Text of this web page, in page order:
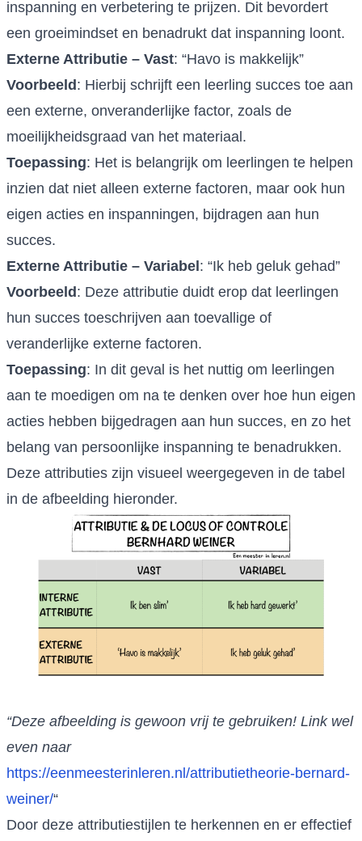
inspanning en verbetering te prijzen. Dit bevordert
een groeimindset en benadrukt dat inspanning loont.
Externe Attributie – Vast: “Havo is makkelijk”
Voorbeeld : Hierbij schrijft een leerling succes toe aan
een externe, onveranderlijke factor, zoals de
moeilijkheidsgraad van het materiaal.
Toepassing: Het is belangrijk om leerlingen te helpen
inzien dat niet alleen externe factoren, maar ook hun
eigen acties en inspanningen, bijdragen aan hun
succes.
Externe Attributie – Variabel : “Ik heb geluk gehad”
Voorbeeld : Deze attributie duidt erop dat leerlingen
hun succes toeschrijven aan toevallige of
veranderlijke externe factoren.
Toepassing: In dit geval is het nuttig om leerlingen
aan te moedigen om na te denken over hoe hun eigen
acties hebben bijgedragen aan hun succes, en zo het
belang van persoonlijke inspanning te benadrukken.
Deze attributies zijn visueel weergegeven in de tabel
in de afbeelding hieronder.
“Deze afbeelding is gewoon vrij te gebruiken! Link wel
even naar
https://eenmeesterinleren.nl/attributietheorie-bernard-
weiner/“
Door deze attributiestijlen te herkennen en er effectief